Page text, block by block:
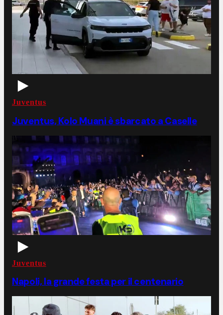
Juventus
Juventus, Kolo Muani è sbarcato a Caselle
Juventus
Napoli, la grande festa per il centenario